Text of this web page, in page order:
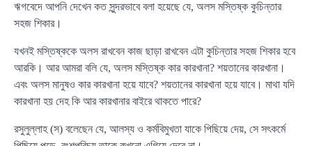
ঋগবেদে আপনি দেখেন কত সুন্দরভাবে বলা হয়েছে যে, অলস মস্তিষ্ক কুচিন্তার
সহজ শিকার।
যখনই মস্তিষ্ককে অলস রাখবেন কাজ ছাড়া রাখবেন এটা কুচিন্তার সহজ শিকার হবে
আরকি। আর আমরা বলি যে, অলস মস্তিষ্ক কার কারখানা? শয়তানের কারখানা।
এবং অলস মানুষও কার কারখানা হয়ে যাবে? শয়তানের কারখানা হয়ে যাবে। মাথা যদি
কারখানা হয় দেহ কি আর কারখানার বাইরে থাকতে পারে?
রসুলুল্লাহ (স) বলেছেন যে, আলস্য ও কর্মবিমুখতা যাকে পিছিয়ে দেয়, সে সৎকর্মে